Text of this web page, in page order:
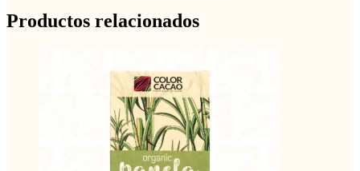
Productos relacionados